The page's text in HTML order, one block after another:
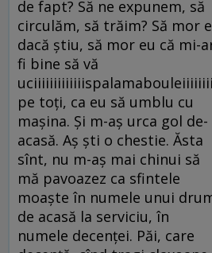
de fapt? Să ne expunem, să
circulăm, să trăim? Să mor
dacă ştiu, să mor eu că mi-
fi bine să vă
pe toţi, ca eu să umblu cu
maşina. Şi m-aş urca gol de-
acasă. Aş şti o chestie. Ăsta
sînt, nu m-aş mai chinui să
mă pavoazez ca sfintele
moaşte în numele unui
de acasă la serviciu, în
numele decenţei. Păi, care